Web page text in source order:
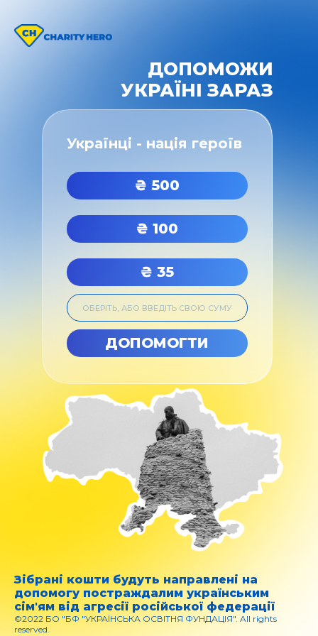
ДОПОМОЖИ
УКРАЇНІ ЗАРАЗ
Українці - нація героїв
₴ 500
₴ 100
₴ 35
ДОПОМОГТИ
Зібрані кошти будуть направлені на
допомогу постраждалим українським
сім'ям від агресії російської федерації
©2022 БО "БФ "УКРАЇНСЬКА ОСВІТНЯ ФУНДАЦІЯ". All rights
reserved.